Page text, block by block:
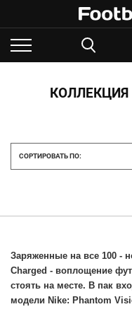
КОЛЛЕКЦИЯ
СОРТИРОВАТЬ ПО:
Заряженные на все 100 -
Charged - воплощение
стоять на месте. В пак
модели Nike: Phantom